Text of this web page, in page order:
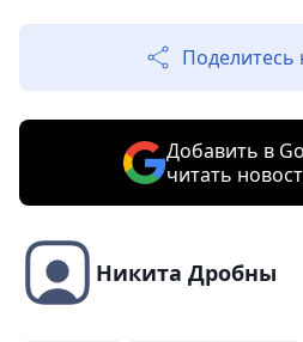
Добавить в
читать
Никита Дробны